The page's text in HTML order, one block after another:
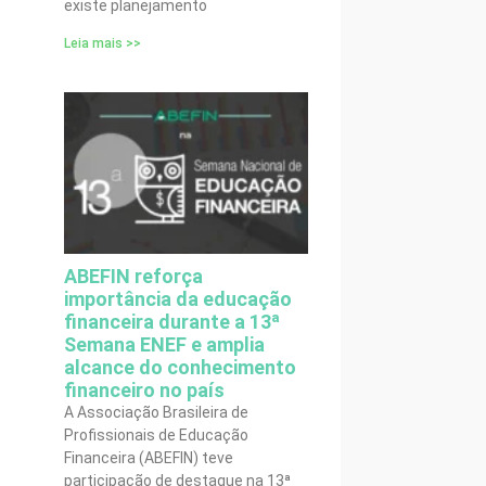
existe planejamento
Leia mais >>
ABEFIN reforça
importância da educação
financeira durante a 13ª
Semana ENEF e amplia
alcance do conhecimento
financeiro no país
A Associação Brasileira de
Profissionais de Educação
Financeira (ABEFIN) teve
participação de destaque na 13ª